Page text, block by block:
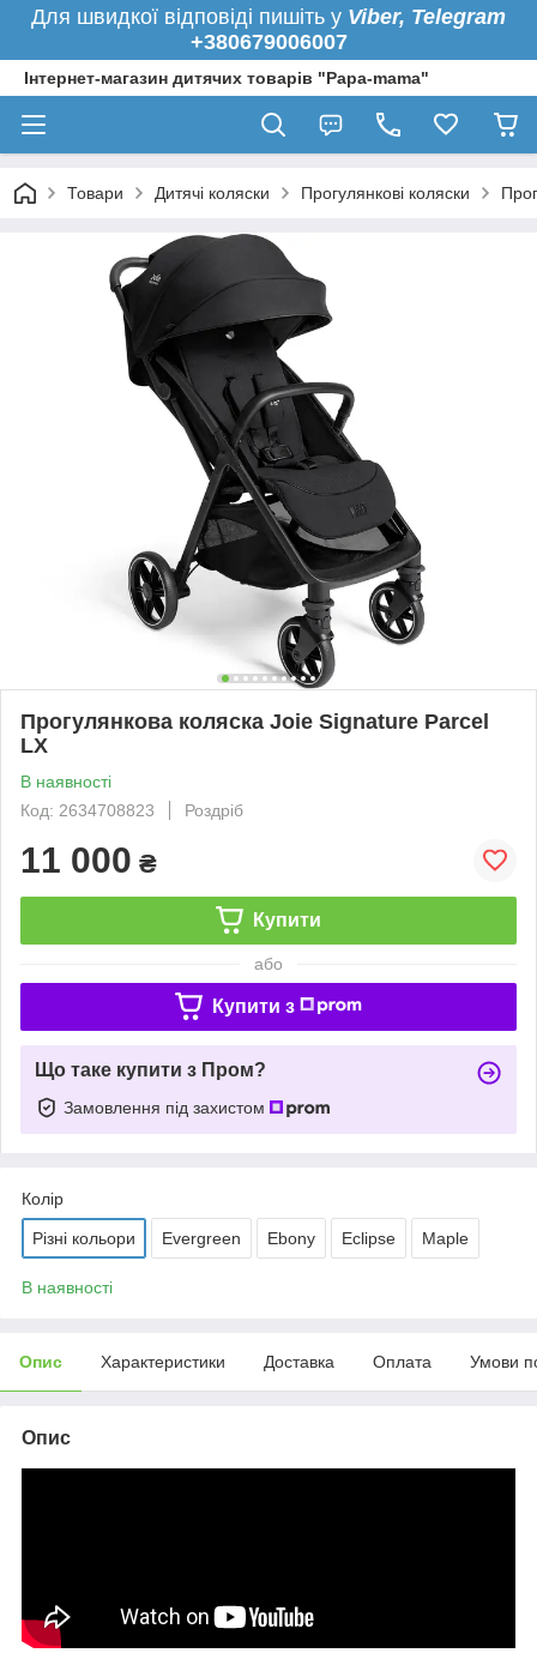
Для швидкої відповіді пишіть у Viber, Telegram
+380679006007
Інтернет-магазин дитячих товарів "Papa-mama"
Товари Дитячі коляски Прогулянкові коляски
Прогулянкова коляска Joie Signature Parcel
LX
В наявності
Код: 2634708823
Роздріб
11 000 ₴
Купити
або
Купити з
Що таке купити з Пром?
Замовлення під захистом
Колір
Різні кольори Evergreen Ebony Eclipse Maple
В наявності
Опис Характеристики Доставка Оплата Умови
Опис